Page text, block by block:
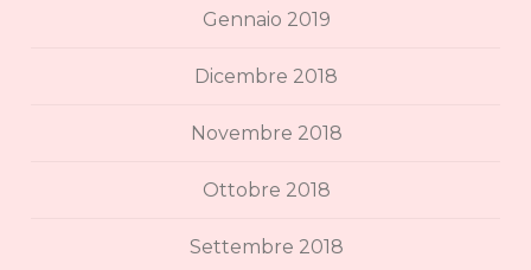
Gennaio 2019
Dicembre 2018
Novembre 2018
Ottobre 2018
Settembre 2018